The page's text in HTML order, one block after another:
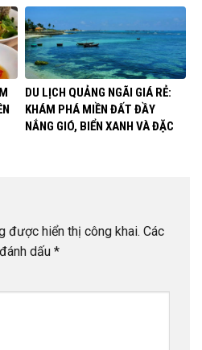
DU LỊCH QUẢNG NGÃI GIÁ RẺ:
KHÁM PHÁ MIỀN ĐẤT ĐẦY
NẮNG GIÓ, BIỂN XANH VÀ ĐẶC
được hiển thị công khai. Các
dấu *